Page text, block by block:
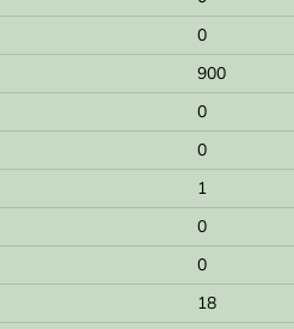
0
900
0
0
1
0
0
18